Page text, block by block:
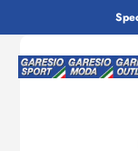
al
contenuto